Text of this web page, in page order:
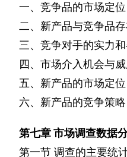
一、竞争品的市场定位
二、新产品与竞争品
三、竞争对手的实力
四、市场介入机会与
五、新产品的市场定位
六、新产品的竞争策略
第七章市场调查数据
第一节 调查的主要统